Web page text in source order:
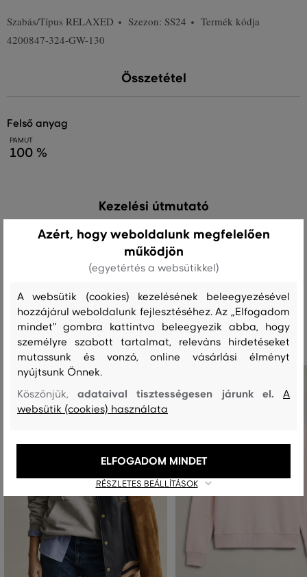
Szabás/Típus RELAXED Szezon: SS24
Termék kódja
4200847-324-GW-130
Összetétel
felső anyag
PAMUT
100 %
Kezelési útmutató
SZÁRÍTÁS
Ajánlott termékek
Azért, hogy weboldalunk megfelelően
működjön
(egyetértés a websütikkel)
A websütik (cookies) kezelésének beleegyezésével
hozzájárul weboldalunk fejlesztéséhez. Az „Elfogadom
mindet" gombra kattintva beleegyezik abba, hogy
személyre szabott tartalmat, releváns hirdetéseket
mutassunk és vonzó, online vásárlási élményt
nyújtsunk Önnek.
Köszönjük,adataival tisztességesen járunk el.A
websütik (cookies) használata
RÉSZLETES BEÁLLÍTÁSOK
ELFOGADOM MINDET